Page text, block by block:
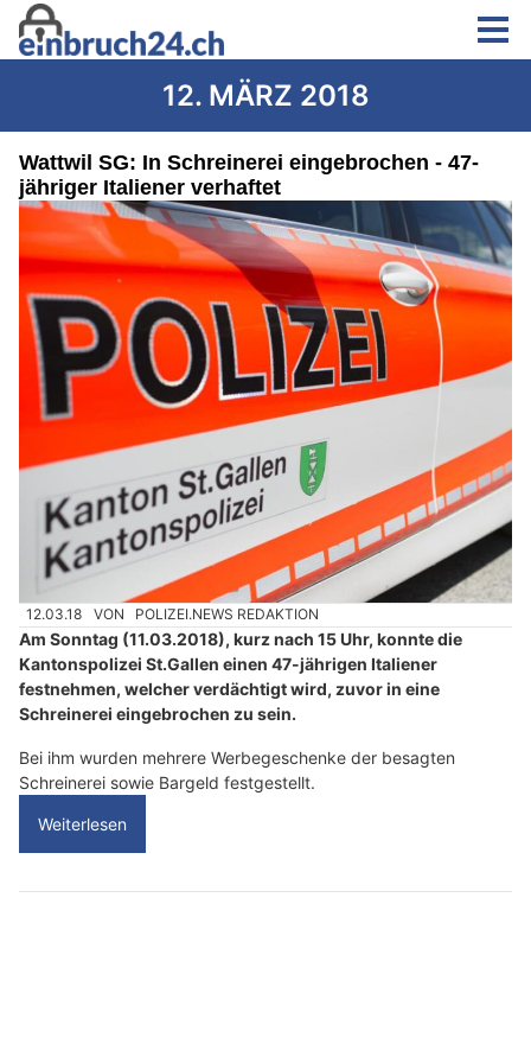
12. MÄRZ 2018
Wattwil SG: In Schreinerei eingebrochen - 47-
jähriger Italiener verhaftet
12.03.18 VON POLIZEI.NEWS REDAKTION
Am Sonntag (11.03.2018), kurz nach 15 Uhr, konnte die
Kantonspolizei St.Gallen einen 47-jährigen Italiener
festnehmen, welcher verdächtigt wird, zuvor in eine
Schreinerei eingebrochen zu sein.
Bei ihm wurden mehrere Werbegeschenke der besagten
Schreinerei sowie Bargeld festgestellt.
Weiterlesen